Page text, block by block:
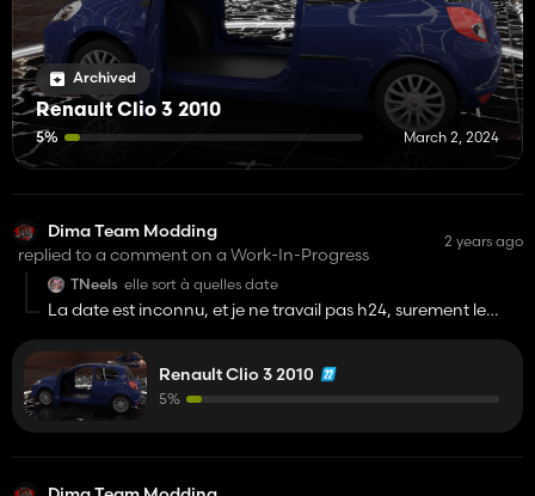
Archived
Renault Clio 3 2010
5% March 2, 2024
Dima Team Modding
replied to a comment on a Work-In-Progress
2 years ago
TNeels elle sort à quelles date
La date est inconnu, et je ne travail pas h24, surement le
uniquement pour moi histoire que je vérifie des bugs etc... Et
après en DL.
Avec plaisir !
Renault Clio 3 2010
5%